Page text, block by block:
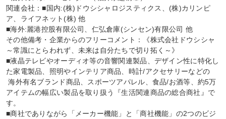
関連会社：■国内:(株)ドウシシャロジスティクス、(株)カリンピ
ア、ライフネット(株) 他
■海外:麗港控股有限公司、仁弘倉庫(シンセン)有限公司 他
その他備考・企業からのフリーコメント：《株式会社ドウシシャ
～常識にとらわれず、未来は自分たちで切り拓く～》
■液晶テレビやオーディオ等の音響関連製品、デザイン性に特化し
た家電製品、照明やインテリア商品、時計/アクセサリーなどの
海外有名ブランド商品、スポーツアパレル、食品/お酒等、約5万
アイテムの幅広い製品を取り扱う『生活関連商品の総合商社』で
す。
■商社でありながら「メーカー機能」と「商社機能」の2つのビジ